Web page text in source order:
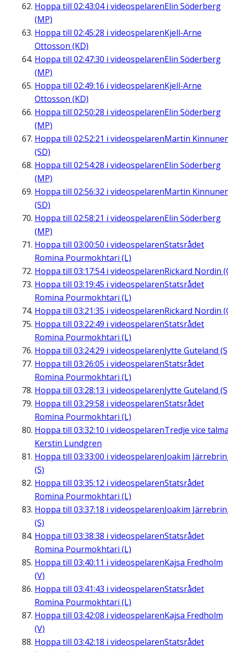
Hoppa till 02:43:04i videospelarenElin Söderberg
(MP)
Hoppa till 02:45:28 i videospelarenKjell-Arne
Ottosson (KD)
Hoppa till 02:47:30 i videospelarenElin Söderberg
(MP)
Hoppa till 02:49:16 i videospelarenKjell-Arne
Ottosson (KD)
Hoppa till 02:50:28 i videospelarenElin Söderberg
(MP)
Hoppa till 02:52:21 i videospelarenMartin
(SD)
Hoppa till 02:54:28 i videospelarenElin Söderberg
(MP)
Hoppa till 02:56:32 i videospelarenMartin
(SD)
Hoppa till 02:58:21 i videospelarenElin Söderberg
(MP)
Hoppa till 03:00:50 i videospelarenStatsrådet
Romina Pourmokhtari (L)
Hoppa till 03:17:54i videospelarenRickard Nordin
Hoppa till 03:19:45 i videospelarenStatsrådet
Romina Pourmokhtari (L)
Hoppa till 03:21:35 i videospelarenRickard Nordin
Hoppa till 03:22:49 i videospelarenStatsrådet
Romina Pourmokhtari (L)
Hoppa till 03:24:29 i videospelarenJytte Guteland
Hoppa till 03:26:05 i videospelarenStatsrådet
Romina Pourmokhtari (L)
Hoppa till 03:28:13 i videospelarenJytte Guteland
Hoppa till 03:29:58 i videospelarenStatsrådet
Romina Pourmokhtari (L)
Hoppa till 03:32:10 i videospelarenTredje vice
Kerstin Lundgren
Hoppa till 03:33:00 i videospelarenJoakim
(S)
Hoppa till 03:35:12 i videospelarenStatsrådet
Romina Pourmokhtari (L)
Hoppa till 03:37:18 i videospelarenJoakim
(S)
Hoppa till 03:38:38 i videospelarenStatsrådet
Romina Pourmokhtari (L)
Hoppa till 03:40:11 i videospelarenKajsa Fredholm
(V)
Hoppa till 03:41:43 i videospelarenStatsrådet
Romina Pourmokhtari (L)
Hoppa till 03:42:08 i videospelarenKajsa Fredholm
(V)
Hoppa till 03:42:18 i videospelarenStatsrådet